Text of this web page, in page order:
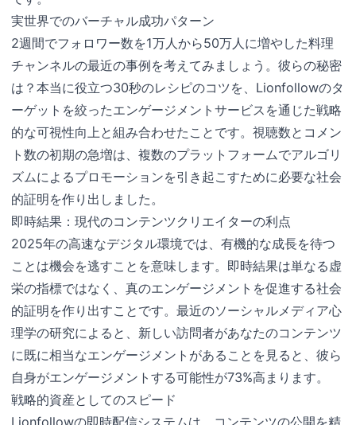
実世界でのバーチャル成功パターン
2週間でフォロワー数を1万人から50万人に増やした料理
チャンネルの最近の事例を考えてみましょう。彼らの秘密
は？本当に役立つ30秒のレシピのコツを、Lionfollowのタ
ーゲットを絞ったエンゲージメントサービスを通じた戦略
的な可視性向上と組み合わせたことです。視聴数とコメン
ト数の初期の急増は、複数のプラットフォームでアルゴリ
ズムによるプロモーションを引き起こすために必要な社会
的証明を作り出しました。
即時結果：現代のコンテンツクリエイターの利点
2025年の高速なデジタル環境では、有機的な成長を待つ
ことは機会を逃すことを意味します。即時結果は単なる虚
栄の指標ではなく、真のエンゲージメントを促進する社会
的証明を作り出すことです。最近のソーシャルメディア心
理学の研究によると、新しい訪問者があなたのコンテンツ
に既に相当なエンゲージメントがあることを見ると、彼ら
自身がエンゲージメントする可能性が73%高まります。
戦略的資産としてのスピード